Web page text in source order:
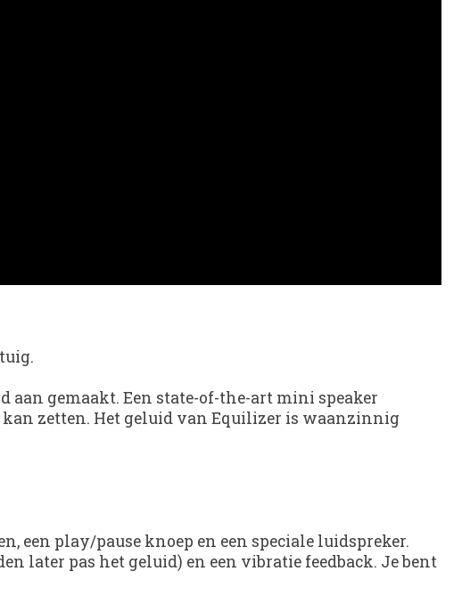
aan gemaakt. Een state-of-the-art mini speaker
zetten. Het geluid van Equilizer is waanzinnig
een play/pause knoep en een speciale luidspreker.
later pas het geluid) en een vibratie feedback. Je bent